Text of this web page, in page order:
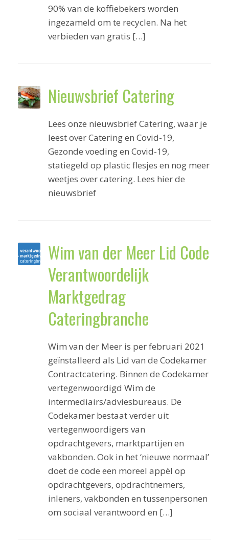
90% van de koffiebekers worden
ingezameld om te recyclen. Na het
verbieden van gratis […]
Nieuwsbrief Catering
Lees onze nieuwsbrief Catering, waar je
leest over Catering en Covid-19,
Gezonde voeding en Covid-19,
statiegeld op plastic flesjes en nog meer
weetjes over catering. Lees hier de
nieuwsbrief
Wim van der Meer Lid Code
Verantwoordelijk
Marktgedrag
Cateringbranche
Wim van der Meer is per februari 2021
geïnstalleerd als Lid van de Codekamer
Contractcatering. Binnen de Codekamer
vertegenwoordigd Wim de
intermediairs/adviesbureaus. De
Codekamer bestaat verder uit
vertegenwoordigers van
opdrachtgevers, marktpartijen en
vakbonden. Ook in het ‘nieuwe normaal’
doet de code een moreel appèl op
opdrachtgevers, opdrachtnemers,
inleners, vakbonden en tussenpersonen
om sociaal verantwoord en […]